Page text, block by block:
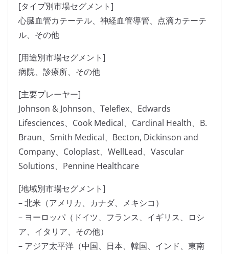
[タイプ別市場セグメント]
心臓血管カテーテル、神経血管導管、点滴カテーテ
ル、その他
[用途別市場セグメント]
病院、診療所、その他
[主要プレーヤー]
Johnson & Johnson、Teleflex、Edwards
Lifesciences、Cook Medical、Cardinal Health、B.
Braun、Smith Medical、Becton, Dickinson and
Company、Coloplast、WellLead、Vascular
Solutions、Pennine Healthcare
[地域別市場セグメント]
– 北米（アメリカ、カナダ、メキシコ）
– ヨーロッパ（ドイツ、フランス、イギリス、ロシ
ア、イタリア、その他）
– アジア太平洋（中国、日本、韓国、インド、東南